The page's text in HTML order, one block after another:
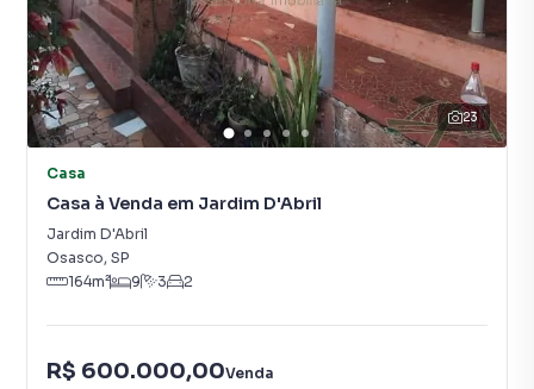
23
Casa
Casa à Venda em Jardim D'Abril
Jardim D'Abril
Osasco, SP
164m² 9 3 2
R$ 600.000,00Venda